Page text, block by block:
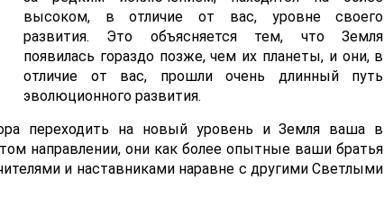
высоком, в отличие от вас, уровне своего
развития. Это объясняется тем, что Земля
появилась гораздо позже, чем их планеты, и они, в
отличие от вас, прошли очень длинный путь
эволюционного развития.
переходить на новый уровень и Земля ваша в
направлении, они как более опытные ваши братья
и наставниками наравне с другими Светлыми